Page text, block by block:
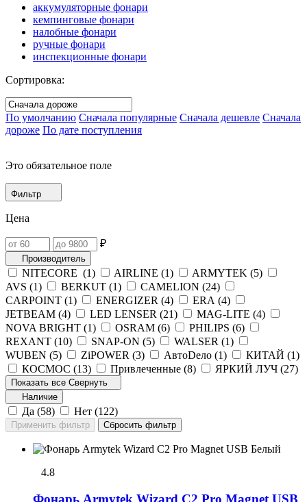
аккумуляторные фонари
кемпинговые фонари
налобные фонари
ручные фонари
инспекционные фонари
Сортировка:
По умолчанию Сначала популярные Сначала дешевле Сначала
дороже По дате поступления
Это обязательное поле
Фильтр
Цена
₽
Производитель
NITECORE (1) AIRLINE (1) ARMYTEK (5)
AVS (1) BERKUT (1) CAMELION (24)
CARPOINT (1) ENERGIZER (4) ERA (4)
JETBEAM (4) LED LENSER (21) MAG-LITE (4)
NOVA BRIGHT (1) OSRAM (6) PHILIPS (6)
REXANT (10) SNAP-ON (5) WALSER (1)
WUBEN (5) ZiPOWER (3) АвтоDело (1) КИТАЙ (1)
КОСМОС (13) Привлеченные (8) ЯРКИЙ ЛУЧ (27)
Показать все Свернуть
Наличие
Да (58) Нет (122)
4.8
Фонарь Armytek Wizard C2 Pro Magnet USB